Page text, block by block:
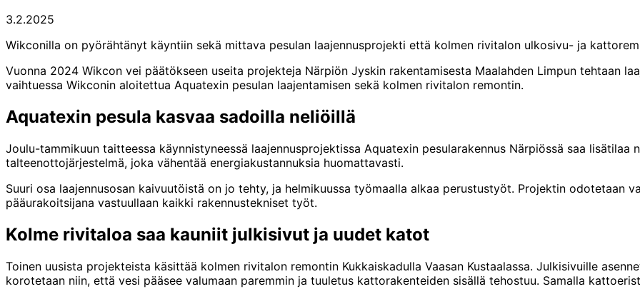
3.2.2025
Wikconilla on pyörähtänyt käyntiin sekä mittava pesulan laajennusprojekti että kolmen rivitalon ulkosivu- ja
Vuonna 2024 Wikcon vei päätökseen useita projekteja Närpiön Jyskin rakentamisesta Maalahden Limpun tehtaan
vaihtuessa Wikconin aloitettua Aquatexin pesulan laajentamisen sekä kolmen rivitalon remontin.
Aquatexin pesula kasvaa sadoilla neliöillä
Joulu-tammikuun taitteessa käynnistyneessä laajennusprojektissa Aquatexin pesularakennus Närpiössä saa lisätilaa
talteenottojärjestelmä, joka vähentää energiakustannuksia huomattavasti.
Suuri osa laajennusosan kaivuutöistä on jo tehty, ja helmikuussa työmaalla alkaa perustustyöt. Projektin odotetaan
pääurakoitsijana vastuullaan kaikki rakennustekniset työt.
Kolme rivitaloa saa kauniit julkisivut ja uudet katot
Toinen uusista projekteista käsittää kolmen rivitalon remontin Kukkaiskadulla Vaasan Kustaalassa. Julkisivuille
korotetaan niin, että vesi pääsee valumaan paremmin ja tuuletus kattorakenteiden sisällä tehostuu. Samalla